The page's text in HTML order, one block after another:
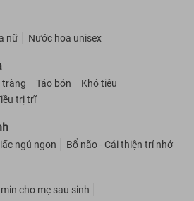
nữ Nước hoa unisex
tràng Táo bón
Khó tiêu
trị trĩ
ngủ ngon Bổ não - Cải thiện trí nhớ
cho mẹ sau sinh